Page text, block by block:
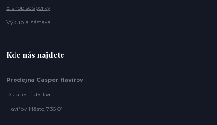
E-shop se šperky
Výkup a zástava
Kde nás najdete
Prodejna Casper Havířov
Dlouhá třída 13a
Havířov-Město, 736 01